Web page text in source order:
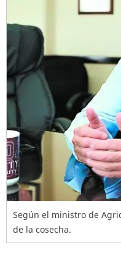
Según el ministro de
de la cosecha.